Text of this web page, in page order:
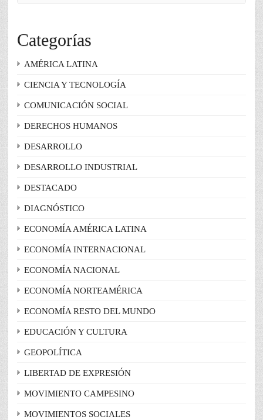
Categorías
AMÉRICA LATINA
CIENCIA Y TECNOLOGÍA
COMUNICACIÓN SOCIAL
DERECHOS HUMANOS
DESARROLLO
DESARROLLO INDUSTRIAL
DESTACADO
DIAGNÓSTICO
ECONOMÍA AMÉRICA LATINA
ECONOMÍA INTERNACIONAL
ECONOMÍA NACIONAL
ECONOMÍA NORTEAMÉRICA
ECONOMÍA RESTO DEL MUNDO
EDUCACIÓN Y CULTURA
GEOPOLÍTICA
LIBERTAD DE EXPRESIÓN
MOVIMIENTO CAMPESINO
MOVIMIENTOS SOCIALES